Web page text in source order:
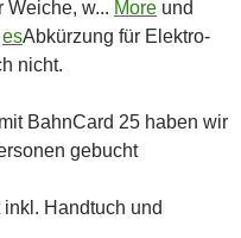
Weiche, w... More und
esAbkürzung für Elektro-
nicht.
BahnCard 25 haben wir
gebucht
Handtuch und